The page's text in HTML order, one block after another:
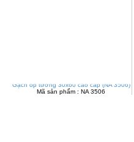
Gạch ốp tường 30x60 cao cấp (NA 3506)
Mã sản phẩm : NA 3506